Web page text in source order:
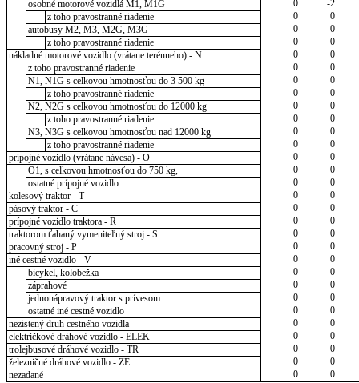
osobné motorové vozidlá M1, M1G
0
-2
z toho pravostranné riadenie
0
0
autobusy M2, M3, M2G, M3G
0
0
z toho pravostranné riadenie
0
0
nákladné motorové vozidlo (vrátane terénneho) - N
0
0
z toho pravostranné riadenie
0
0
N1, N1G s celkovou hmotnosťou do 3 500 kg
0
0
z toho pravostranné riadenie
0
0
N2, N2G s celkovou hmotnosťou do 12000 kg
0
0
z toho pravostranné riadenie
0
0
N3, N3G s celkovou hmotnosťou nad 12000 kg
0
0
z toho pravostranné riadenie
0
0
prípojné vozidlo (vrátane návesa) - O
0
0
O1, s celkovou hmotnosťou do 750 kg,
0
0
ostatné prípojné vozidlo
0
0
kolesový traktor - T
0
0
pásový traktor - C
0
0
prípojné vozidlo traktora - R
0
0
traktorom ťahaný vymeniteľný stroj - S
0
0
pracovný stroj - P
0
0
iné cestné vozidlo - V
0
0
bicykel, kolobežka
0
0
záprahové
0
0
jednonápravový traktor s prívesom
0
0
ostatné iné cestné vozidlo
0
0
nezistený druh cestného vozidla
0
0
električkové dráhové vozidlo - ELEK
0
0
trolejbusové dráhové vozidlo - TR
0
0
železničné dráhové vozidlo - ZE
0
0
nezadané
0 0